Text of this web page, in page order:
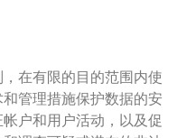
在有限的目的范围内使
管理措施保护数据的安
户和用户活动，以及促